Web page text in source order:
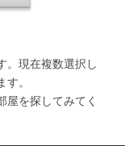
。現在複数選択し
。
屋を探してみてく